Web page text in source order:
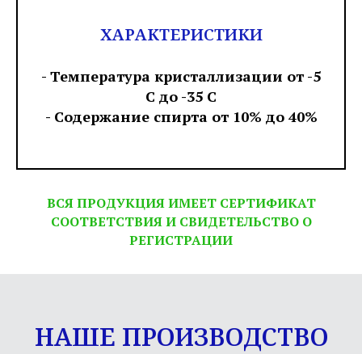
ХАРАКТЕРИСТИКИ
- Температура кристаллизации от -5
С до -35 С
- Содержание спирта от 10% до 40%
ВСЯ ПРОДУКЦИЯ ИМЕЕТ СЕРТИФИКАТ
СООТВЕТСТВИЯ И СВИДЕТЕЛЬСТВО О
РЕГИСТРАЦИИ
НАШЕ ПРОИЗВОДСТВО